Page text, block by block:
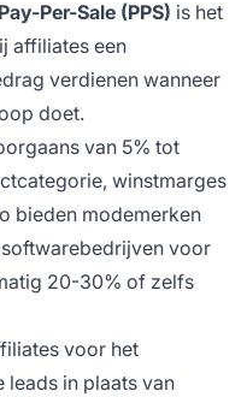
Pay-Per-Sale (PPS) is het
affiliates een
verdienen wanneer
doet.
van 5% tot
winstmarges
bieden modemerken
voor
20-30% of zelfs
voor het
in plaats van